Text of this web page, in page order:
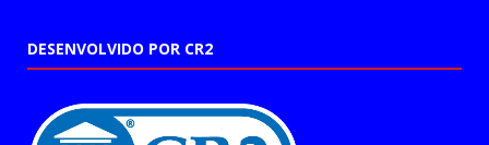
DESENVOLVIDO POR CR2